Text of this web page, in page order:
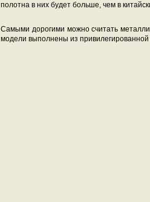
полотна в них будет больше, чем в
Самыми дорогими можно считать
модели выполнены из